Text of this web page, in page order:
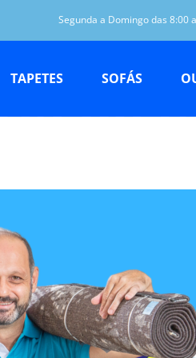
Segunda a Domingo das 8:00
TAPETES SOFÁS
de